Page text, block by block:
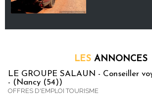
LES ANNONCES
LE GROUPE SALAUN - Conseiller
- (Nancy (54))
OFFRES D'EMPLOI TOURISME